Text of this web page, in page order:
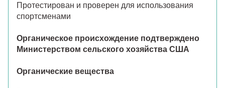
Протестирован и проверен для использования
спортсменами
Органическое происхождение подтверждено
Министерством сельского хозяйства США
Органические вещества